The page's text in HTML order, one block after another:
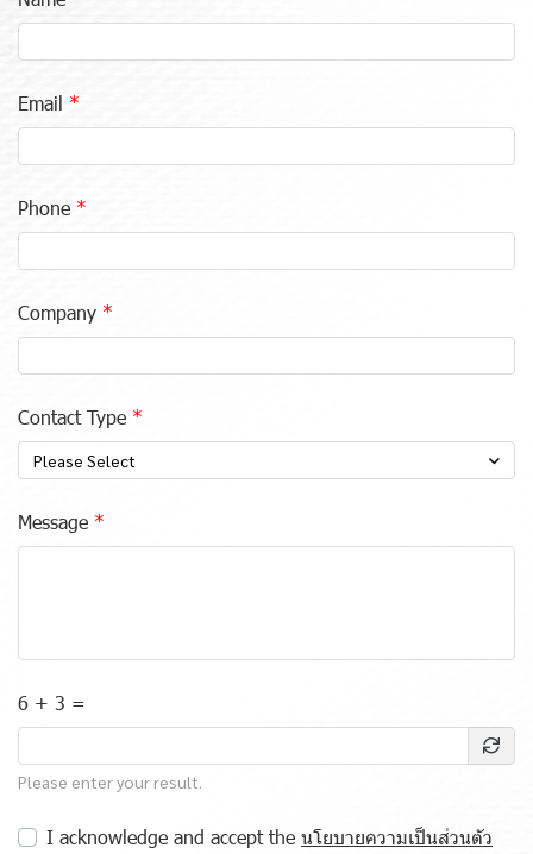
Email
Phone
Company
Contact Type
Please Select
Message
6 + 3 =
Please enter your result.
I acknowledge and accept the นโยบายความเป็นส่วนตัว